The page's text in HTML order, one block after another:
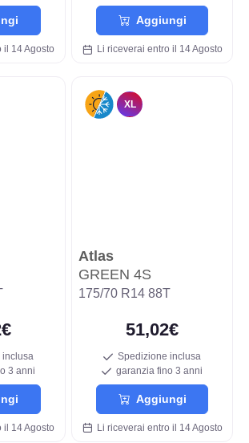
il 14 Agosto
Aggiungi
Li riceverai entro il 14 Agosto
3 anni
il 14 Agosto
XL
Atlas
GREEN 4S
175/70 R14 88T
51,02€
Spedizione inclusa
garanzia fino 3 anni
Aggiungi
Li riceverai entro il 14 Agosto